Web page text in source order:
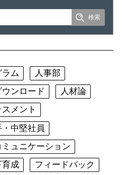
ム
人事部
ンロード
人材論
メント
・中堅社員
ミュニケーション
育成
フィードバック